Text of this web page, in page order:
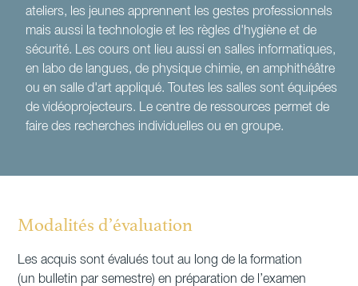
ateliers, les jeunes apprennent les gestes professionnels
mais aussi la technologie et les règles d'hygiène et de
sécurité. Les cours ont lieu aussi en salles informatiques,
en labo de langues, de physique chimie, en amphithéâtre
ou en salle d'art appliqué. Toutes les salles sont équipées
de vidéoprojecteurs. Le centre de ressources permet de
faire des recherches individuelles ou en groupe.
Modalités d’évaluation
Les acquis sont évalués tout au long de la formation
(un bulletin par semestre) en préparation de l’examen